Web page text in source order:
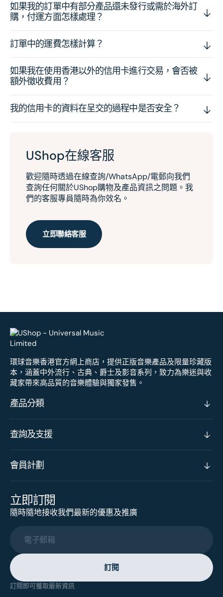
如果我的訂單中有部分產品還未發行或需於海外訂
購，付運方面怎樣處理？
訂單中的運費怎樣計算？
如果我在使用香港以外的信用卡進行交易，會否被
額外徵收費用？
我的信用卡的資料在呈交的過程中是否安全？
UShop在線客服
歡迎隨時透過在線查詢/WhatsApp/電郵向我們
查詢任何關於UShop購物及產品資訊之問題。我
們的客服專員隨時為你效名。
立即聯絡客服
環球音樂香港官方網上商店，提供正版音樂產品及限量珍藏版
本，涵蓋中外流行、古典、爵士及影音系列，致力為樂迷與收
藏家帶來高品質的音樂體驗與獨家發售。
產品分類
查詢及支援
會員計劃
立即訂閱
隨時隨地接收我們最新的優惠及推廣
電子郵箱
訂閱
訂閱即可獲取最新資訊